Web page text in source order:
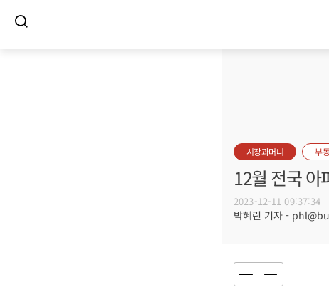
시장과머니 부
12월 전국 아
2023-12-11 09:37:34
박혜린 기자 -